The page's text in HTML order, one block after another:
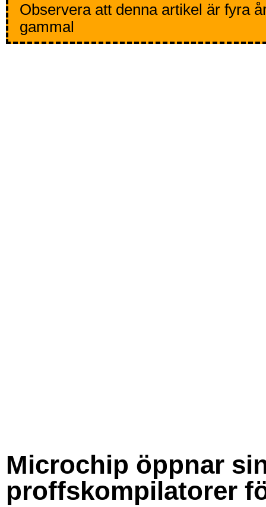
Observera att denna artikel är fyra
gammal
Microchip öppnar
proffskompilatorer